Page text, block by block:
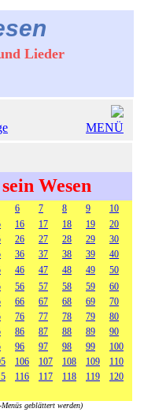
Lieder
MENÜ
Wesen
6 7 8 9
10
16 17 18 19
20
26 27 28 29
30
36 37 38 39
40
46 47 48 49
50
56 57 58 59
60
66 67 68 69
70
76 77 78 79
80
86 87 88 89
90
96 97 98 99
100
106 107 108 109
110
116 117 118 119
120
-Menüs geblättert werden)